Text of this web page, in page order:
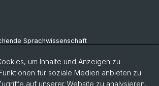
Sprachwissenschaft
um Inhalte und Anzeigen zu
für soziale Medien anbieten zu
auf unserer Website zu analysieren.